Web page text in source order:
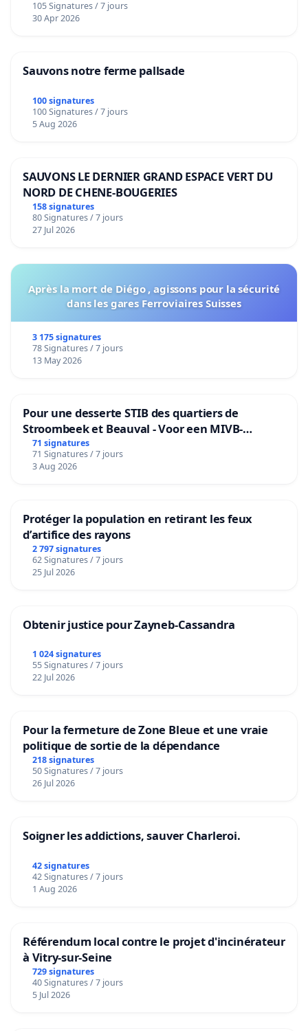
105 Signatures / 7 jours
30 Apr 2026
Sauvons notre ferme pallsade
100 signatures
100 Signatures / 7 jours
5 Aug 2026
SAUVONS LE DERNIER GRAND ESPACE VERT DU
NORD DE CHENE-BOUGERIES
158 signatures
80 Signatures / 7 jours
27 Jul 2026
Après la mort de Diégo , agissons pour la sécurité
dans les gares Ferroviaires Suisses
3 175 signatures
78 Signatures / 7 jours
13 May 2026
Pour une desserte STIB des quartiers de
Stroombeek et Beauval - Voor een MIVB-
bediening van de wijken Strombeek en Het
Voor
71 signatures
71 Signatures / 7 jours
3 Aug 2026
Protéger la population en retirant les feux
d’artifice des rayons
2 797 signatures
62 Signatures / 7 jours
25 Jul 2026
Obtenir justice pour Zayneb-Cassandra
1 024 signatures
55 Signatures / 7 jours
22 Jul 2026
Pour la fermeture de Zone Bleue et une vraie
politique de sortie de la dépendance
218 signatures
50 Signatures / 7 jours
26 Jul 2026
Soigner les addictions, sauver Charleroi.
42 signatures
42 Signatures / 7 jours
1 Aug 2026
Référendum local contre le projet d'incinérateur
à Vitry-sur-Seine
729 signatures
40 Signatures / 7 jours
5 Jul 2026